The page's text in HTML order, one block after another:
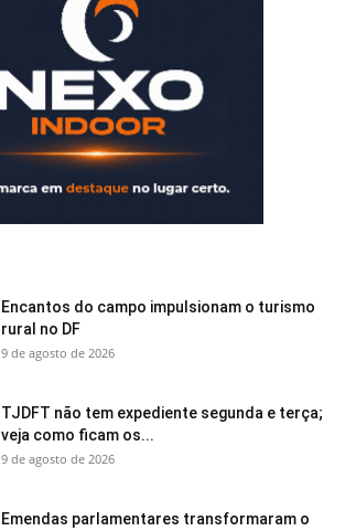
Encantos do campo impulsionam o turismo
rural no DF
9 de agosto de 2026
TJDFT não tem expediente segunda e terça;
veja como ficam os...
9 de agosto de 2026
Emendas parlamentares transformaram o